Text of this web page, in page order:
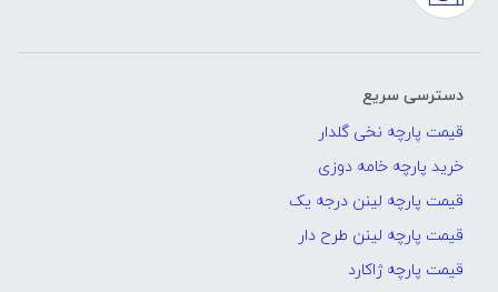
دسترسی سریع
قیمت پارچه نخی گلدار
خرید پارچه خامه دوزی
قیمت پارچه لینن درجه یک
قیمت پارچه لینن طرح دار
قیمت پارچه ژاکارد